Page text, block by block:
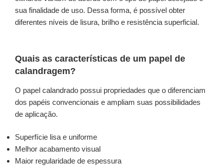
sua finalidade de uso. Dessa forma, é possível obter
diferentes níveis de lisura, brilho e resistência superficial.
Quais as características de um papel de
calandragem?
O papel calandrado possui propriedades que o diferenciam
dos papéis convencionais e ampliam suas possibilidades
de aplicação.
Superfície lisa e uniforme
Melhor acabamento visual
Maior regularidade de espessura